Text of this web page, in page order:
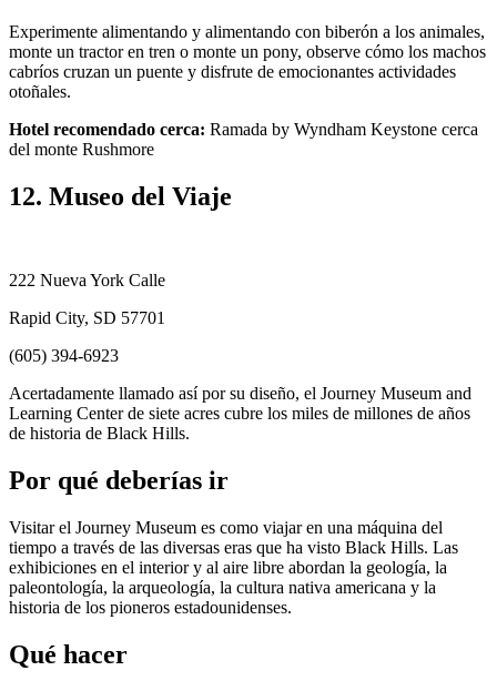
Experimente alimentando y alimentando con biberón a los animales,
monte un tractor en tren o monte un pony, observe cómo los machos
cabríos cruzan un puente y disfrute de emocionantes actividades
otoñales.
Hotel recomendado cerca: Ramada by Wyndham Keystone cerca
del monte Rushmore
12. Museo del Viaje
222 Nueva York Calle
Rapid City, SD 57701
(605) 394-6923
Acertadamente llamado así por su diseño, el Journey Museum and
Learning Center de siete acres cubre los miles de millones de años
de historia de Black Hills.
Por qué deberías ir
Visitar el Journey Museum es como viajar en una máquina del
tiempo a través de las diversas eras que ha visto Black Hills. Las
exhibiciones en el interior y al aire libre abordan la geología, la
paleontología, la arqueología, la cultura nativa americana y la
historia de los pioneros estadounidenses.
Qué hacer